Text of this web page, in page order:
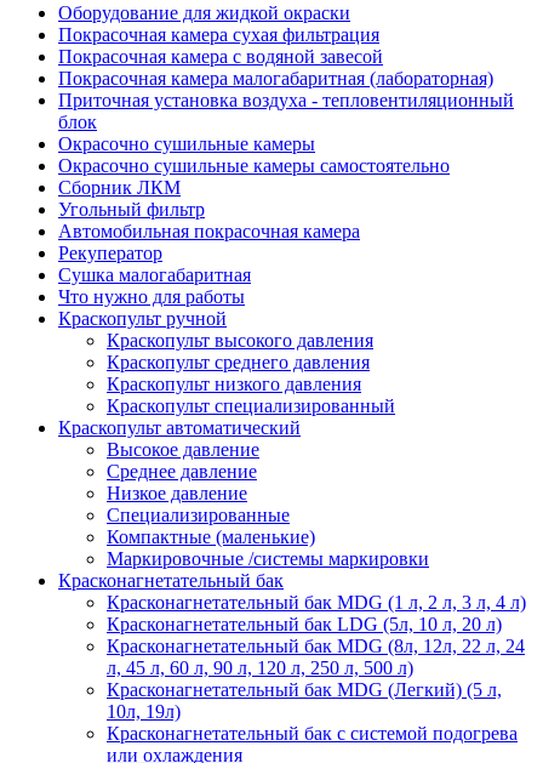
Оборудование для жидкой окраски
Покрасочная камера сухая фильтрация
Покрасочная камера с водяной завесой
Покрасочная камера малогабаритная (лабораторная)
Приточная установка воздуха - тепловентиляционный
блок
Окрасочно сушильные камеры
Окрасочно сушильные камеры самостоятельно
Сборник ЛКМ
Угольный фильтр
Автомобильная покрасочная камера
Рекуператор
Сушка малогабаритная
Что нужно для работы
Краскопульт ручной
Краскопульт высокого давления
Краскопульт среднего давления
Краскопульт низкого давления
Краскопульт специализированный
Краскопульт автоматический
Высокое давление
Среднее давление
Низкое давление
Специализированные
Компактные (маленькие)
Маркировочные /системы маркировки
Красконагнетательный бак
Красконагнетательный бак MDG (1 л, 2 л, 3 л, 4 л)
Красконагнетательный бак LDG (5л, 10 л, 20 л)
Красконагнетательный бак MDG (8л, 12л, 22 л, 24
л, 45 л, 60 л, 90 л, 120 л, 250 л, 500 л)
Красконагнетательный бак MDG (Легкий) (5 л,
10л, 19л)
Красконагнетательный бак с системой подогрева
или охлаждения